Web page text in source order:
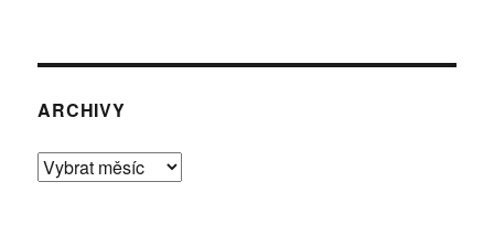
ARCHIVY
Archivy